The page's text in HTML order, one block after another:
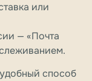
или
— «Почта
способ